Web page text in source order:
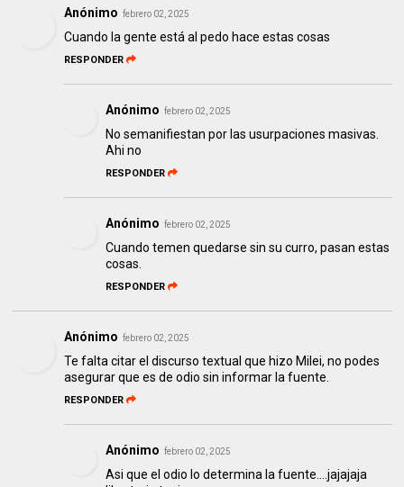
Anónimo febrero 02, 2025
Cuando la gente está al pedo hace estas cosas
RESPONDER
Anónimo febrero 02, 2025
No semanifiestan por las usurpaciones masivas.
Ahi no
RESPONDER
Anónimo febrero 02, 2025
Cuando temen quedarse sin su curro, pasan estas
cosas.
RESPONDER
Anónimo febrero 02, 2025
Te falta citar el discurso textual que hizo Milei, no podes
asegurar que es de odio sin informar la fuente.
RESPONDER
Anónimo febrero 02, 2025
Asi que el odio lo determina la fuente....jajajaja